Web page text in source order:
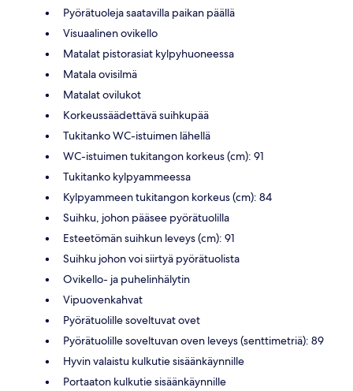
Pyörätuoleja saatavilla paikan päällä
Visuaalinen ovikello
Matalat pistorasiat kylpyhuoneessa
Matala ovisilmä
Matalat ovilukot
Korkeussäädettävä suihkupää
Tukitanko WC-istuimen lähellä
WC-istuimen tukitangon korkeus (cm): 91
Tukitanko kylpyammeessa
Kylpyammeen tukitangon korkeus (cm): 84
Suihku, johon pääsee pyörätuolilla
Esteetömän suihkun leveys (cm): 91
Suihku johon voi siirtyä pyörätuolista
Ovikello- ja puhelinhälytin
Vipuovenkahvat
Pyörätuolille soveltuvat ovet
Pyörätuolille soveltuvan oven leveys (senttimetriä): 89
Hyvin valaistu kulkutie sisäänkäynnille
Portaaton kulkutie sisäänkäynnille